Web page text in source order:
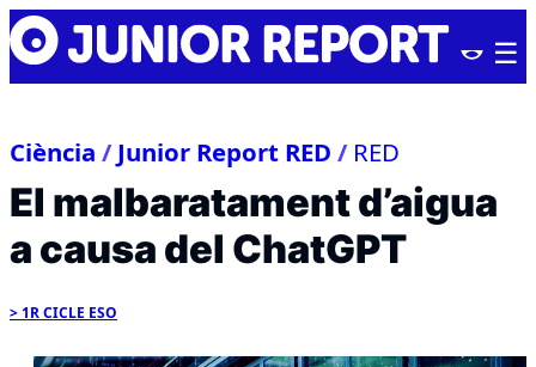
Skip
to
content
Junior
Report
Ciència /Junior Report RED / RED
El malbaratament d’aigua
a causa del ChatGPT
1R CICLE ESO